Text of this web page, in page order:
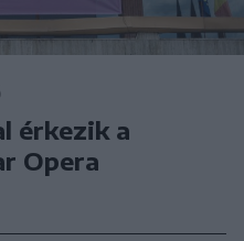
érkezik a
Opera